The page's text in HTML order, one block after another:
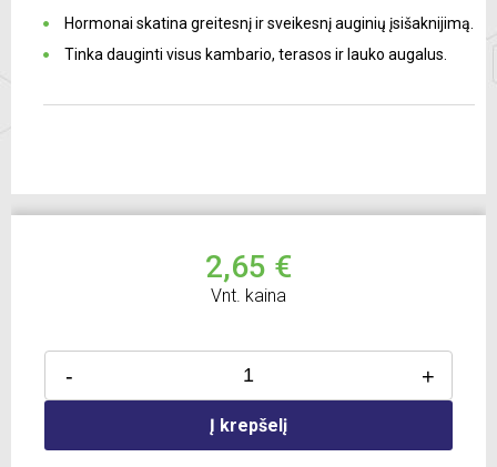
Hormonai skatina greitesnį ir sveikesnį auginių įsišaknijimą.
Tinka dauginti visus kambario, terasos ir lauko augalus.
2,65 €
Vnt. kaina
- +
Į krepšelį